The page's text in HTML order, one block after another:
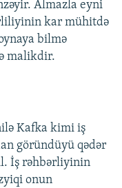
Almazla eyni
kar mühitdə
bilmə
malikdir.
Kafka kimi iş
göründüyü qədər
İş rəhbərliyinin
onun